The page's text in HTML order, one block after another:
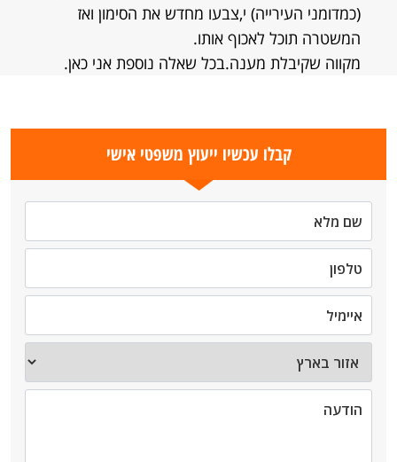
(כמדומני העירייה) י,צבעו מחדש את הסימון ואז
המשטרה תוכל לאכוף אותו.
מקווה שקיבלת מענה.בכל שאלה נוספת אני כאן.
קבלו עכשיו ייעוץ משפטי אישי